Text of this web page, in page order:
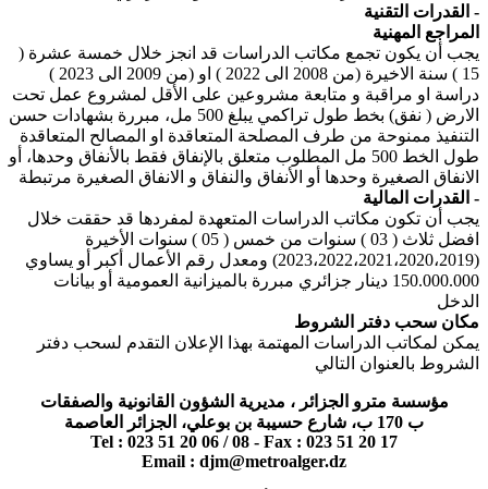
القدرات التقنية -
المراجع المهنية
يجب أن يكون تجمع مكاتب الدراسات قد انجز خلال خمسة عشرة (
15 ) سنة الاخيرة (من 2008 الى 2022 ) او (من 2009 الى 2023 )
دراسة او مراقبة و متابعة مشروعين على الأقل لمشروع عمل تحت
الارض ( نفق) بخط طول تراكمي يبلغ 500 مل، مبررة بشهادات حسن
التنفيذ ممنوحة من طرف المصلحة المتعاقدة او المصالح المتعاقدة
طول الخط 500 مل المطلوب متعلق بالإنفاق فقط بالأنفاق وحدها، أو
الانفاق الصغيرة وحدها أو الأنفاق والنفاق و الانفاق الصغيرة مرتبطة
القدرات المالية -
يجب أن تكون مكاتب الدراسات المتعهدة لمفردها قد حققت خلال
افضل ثلاث ( 03 ) سنوات من خمس ( 05 ) سنوات الأخيرة
(2023،2022،2021،2020،2019) ومعدل رقم الأعمال أكبر أو يساوي
150.000.000 دينار جزائري مبررة بالميزانية العمومية أو بيانات
الدخل
مكان سحب دفتر الشروط
يمكن لمكاتب الدراسات المهتمة بهذا الإعلان التقدم لسحب دفتر
الشروط بالعنوان التالي
مؤسسة مترو الجزائر ، مديرية الشؤون القانونية والصفقات
ب 170 ب، شارع حسيبة بن بوعلي، الجزائر العاصمة
Tel : 023 51 20 06 / 08 - Fax : 023 51 20 17
Email : djm@metroalger.dz